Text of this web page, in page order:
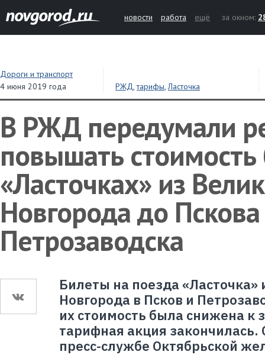
новости работа ещё за окном:
Дороги и транспорт
4 июня 2019 года
РЖД,тарифы,Ласточка
В РЖД передумали
повышать стоимость
«Ласточках» из
Новгорода до
Петрозаводска
Билеты на поезда «Ласточка»
Новгорода в Псков и
их стоимость была снижена к
тарифная акция
пресс-службе Октябрьской